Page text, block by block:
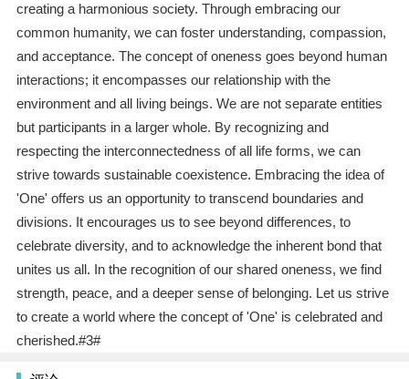
creating a harmonious society. Through embracing our
common humanity, we can foster understanding, compassion,
and acceptance. The concept of oneness goes beyond human
interactions; it encompasses our relationship with the
environment and all living beings. We are not separate entities
but participants in a larger whole. By recognizing and
respecting the interconnectedness of all life forms, we can
strive towards sustainable coexistence. Embracing the idea of
'One' offers us an opportunity to transcend boundaries and
divisions. It encourages us to see beyond differences, to
celebrate diversity, and to acknowledge the inherent bond that
unites us all. In the recognition of our shared oneness, we find
strength, peace, and a deeper sense of belonging. Let us strive
to create a world where the concept of 'One' is celebrated and
cherished.#3#